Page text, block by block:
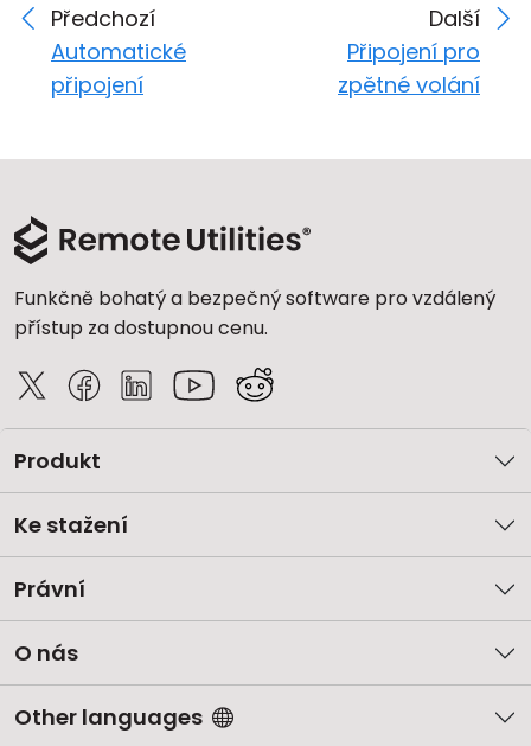
Předchozí
Automatické
připojení
Další
Připojení pro
zpětné volání
Funkčně bohatý a bezpečný software pro vzdálený
přístup za dostupnou cenu.
Produkt
Ke stažení
Právní
O nás
Other languages